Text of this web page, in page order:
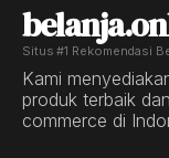
Situs #1 Rekomendasi
Kami
produk terbaik
commerce di